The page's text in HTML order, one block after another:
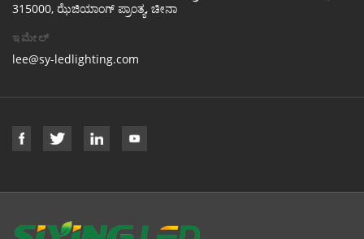
315000, ಝೆಜಿಯಾಂಗ್ ಪ್ರಾಂತ್ಯ, ಚೀನಾ
ಇಮೇಲ್
lee@sy-ledlighting.com